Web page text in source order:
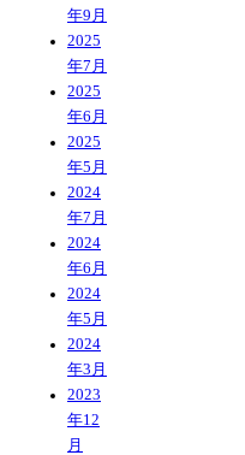
年9月
2025
年7月
2025
年6月
2025
年5月
2024
年7月
2024
年6月
2024
年5月
2024
年3月
2023
年12
月